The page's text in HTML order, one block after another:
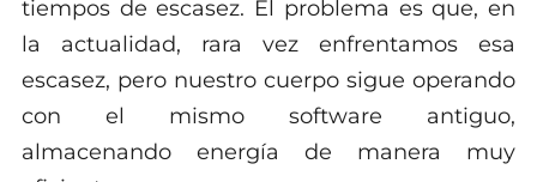
tiempos de escasez. El problema es que, en
la actualidad, rara vez enfrentamos esa
escasez, pero nuestro cuerpo sigue operando
con el mismo software antiguo,
almacenando energía de manera muy